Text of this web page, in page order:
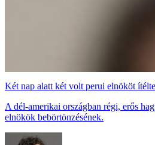
Két nap alatt két volt perui elnököt
A dél-amerikai országban régi, erős
elnökök bebörtönzésének.